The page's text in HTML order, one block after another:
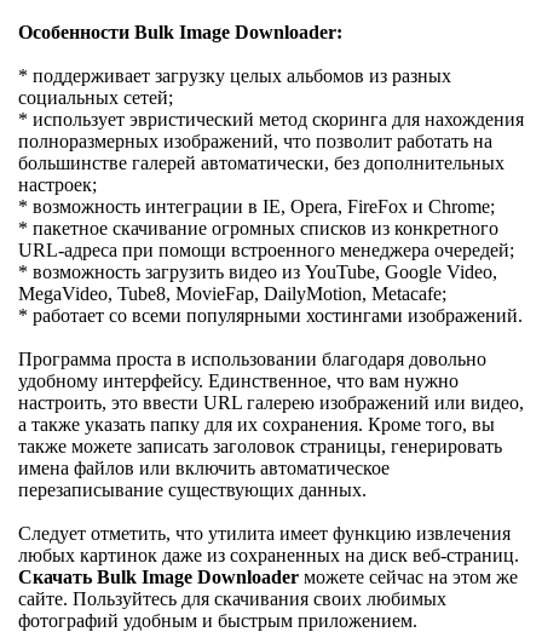
Особенности Bulk Image Downloader:
* поддерживает загрузку целых альбомов из разных
социальных сетей;
* использует эвристический метод скоринга для нахождения
полноразмерных изображений, что позволит работать на
большинстве галерей автоматически, без дополнительных
настроек;
* возможность интеграции в IE, Opera, FireFox и Chrome;
* пакетное скачивание огромных списков из конкретного
URL-адреса при помощи встроенного менеджера очередей;
* возможность загрузить видео из YouTube, Google Video,
MegaVideo, Tube8, MovieFap, DailyMotion, Metacafe;
* работает со всеми популярными хостингами изображений.
Программа проста в использовании благодаря довольно
удобному интерфейсу. Единственное, что вам нужно
настроить, это ввести URL галерею изображений или видео,
а также указать папку для их сохранения. Кроме того, вы
также можете записать заголовок страницы, генерировать
имена файлов или включить автоматическое
перезаписывание существующих данных.
Следует отметить, что утилита имеет функцию извлечения
любых картинок даже из сохраненных на диск веб-страниц.
Скачать Bulk Image Downloader можете сейчас на этом же
сайте. Пользуйтесь для скачивания своих любимых
фотографий удобным и быстрым приложением.